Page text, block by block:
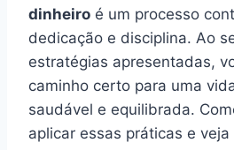
dinheiro é um processo
dedicação e disciplina. Ao
estratégias apresentadas,
caminho certo para uma
saudável e equilibrada.
aplicar essas práticas e